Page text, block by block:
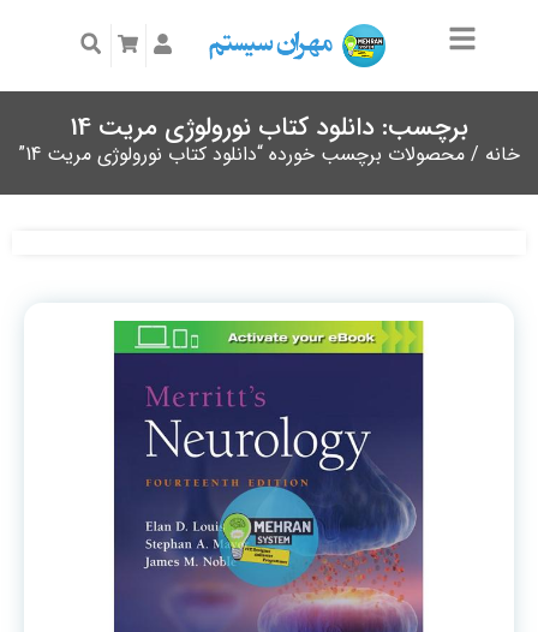
برچسب: دانلود کتاب نورولوژی مریت 14
خانه / محصولات برچسب خورده “دانلود کتاب نورولوژی مریت 14”